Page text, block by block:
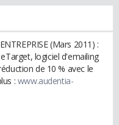
(Mars 2011) :
logiciel d'emailing
de 10 % avec le
: www.audentia-